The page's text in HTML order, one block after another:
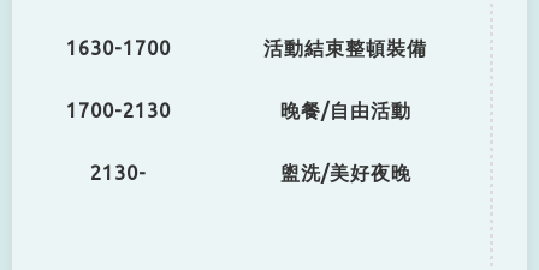
1630-1700 活動結束整頓裝備
1700-2130 晚餐/自由活動
2130- 盥洗/美好夜晚